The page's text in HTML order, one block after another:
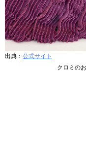
出典： 公式サイト
クロミの